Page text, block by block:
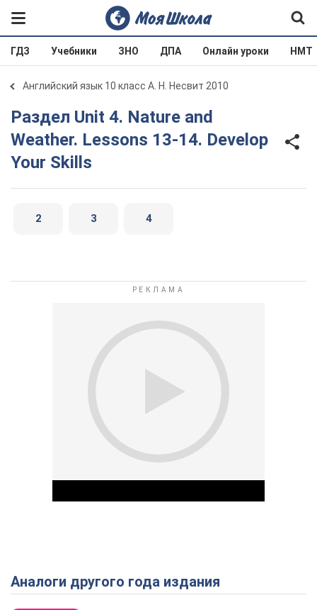
ГДЗ Учебники ЗНО ДПА Онлайн уроки НМТ
Английский язык 10 класс А. Н. Несвит 2010
Раздел Unit 4. Nature and
Weather. Lessons 13-14. Develop
Your Skills
2 3 4
Play Video
Аналоги другого года издания